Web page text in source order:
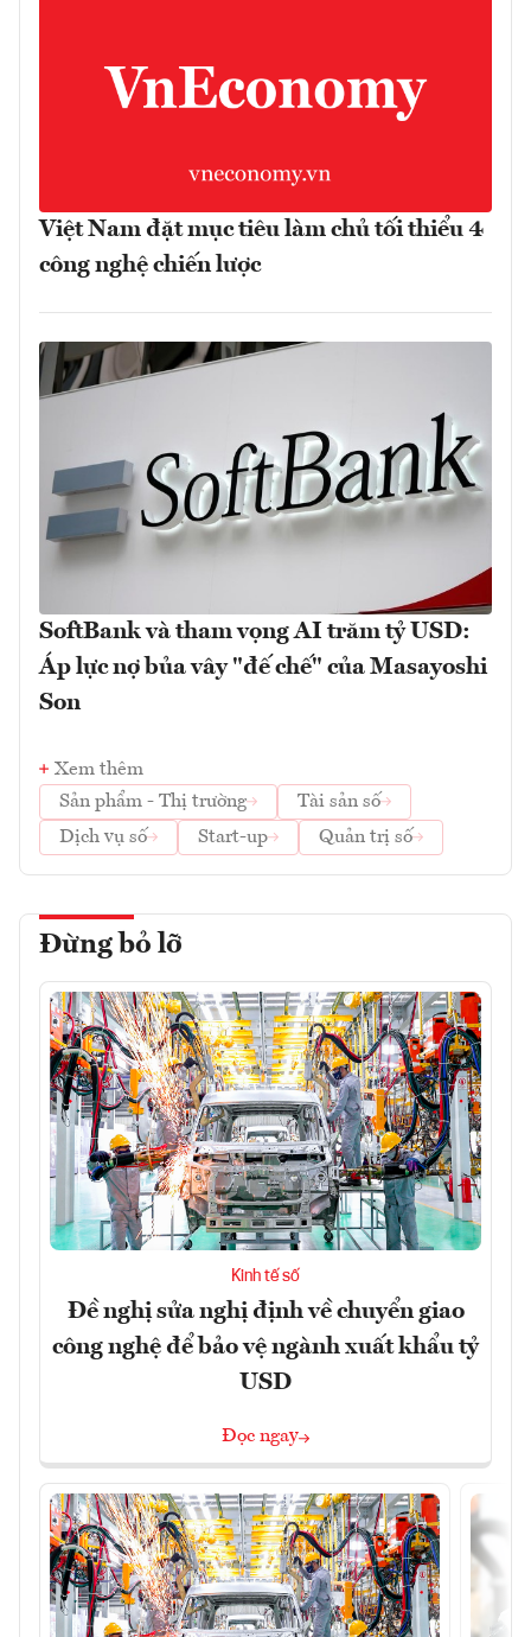
Việt Nam đặt mục tiêu làm chủ tối thiểu 4
công nghệ chiến lược
SoftBank và tham vọng AI trăm tỷ USD:
Áp lực nợ bủa vây "đế chế" của Masayoshi
Son
Xem thêm
Sản phẩm - Thị trường
Tài sản số
Dịch vụ số
Start-up Quản trị số
Đừng bỏ lỡ
Kinh tế số
Đề nghị sửa nghị định về chuyển giao
công nghệ để bảo vệ ngành xuất khẩu tỷ
USD
Đọc ngay